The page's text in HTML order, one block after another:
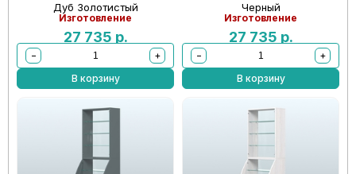
Дуб Золотистый
Изготовление
27 735 р.
−
+
В корзину
Черный
Изготовление
27 735 р.
−
+
В корзину